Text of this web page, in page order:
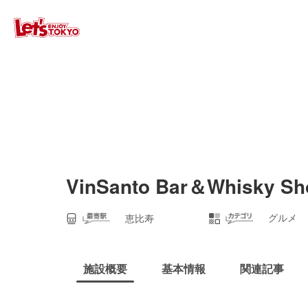
VinSanto Bar＆Whisky
恵比寿 グルメ
施設概要 基本情報 関連記事